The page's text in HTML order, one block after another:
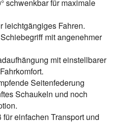
schwenkbar für maximale
leichtgängiges Fahren.
mit angenehmer
mit einstellbarer
Seitenfederung
Schaukeln und noch
einfachen Transport und